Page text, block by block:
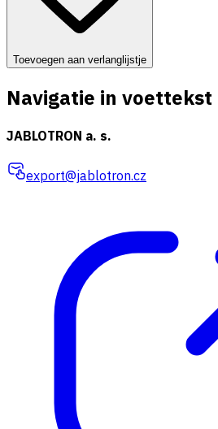
Toevoegen aan verlanglijstje
Navigatie in voettekst
JABLOTRON a. s.
export@jablotron.cz